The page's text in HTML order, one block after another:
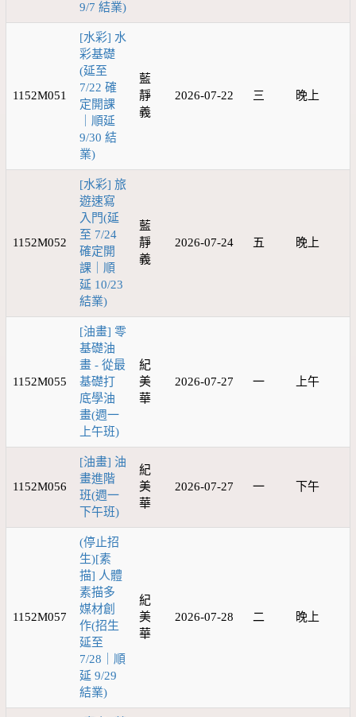
9/7 結業)
1152M051
[水彩] 水
彩基礎
(延至
7/22 確
定開課
｜順延
9/30 結
業)
藍
靜
義
2026-07-22 三 晚上
1152M052
[水彩] 旅
遊速寫
入門(延
至 7/24
確定開
課｜順
延 10/23
結業)
藍
靜
義
2026-07-24 五 晚上
1152M055
[油畫] 零
基礎油
畫 - 從最
基礎打
底學油
畫(週一
上午班)
紀
美
華
2026-07-27 一 上午
1152M056
[油畫] 油
畫進階
班(週一
下午班)
紀
美
華
2026-07-27 一 下午
1152M057
(停止招
生)[素
描] 人體
素描多
媒材創
作(招生
延至
7/28｜順
延 9/29
結業)
紀
美
華
2026-07-28 二 晚上